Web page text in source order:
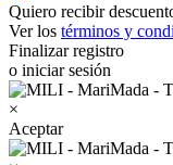
Quiero recibir
Ver los términos y
Finalizar registro
o iniciar sesión
×
Aceptar